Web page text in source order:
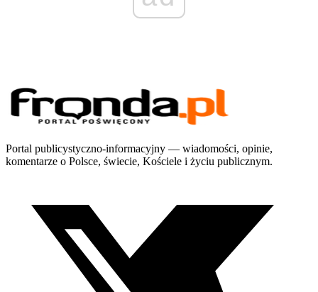
Portal publicystyczno-informacyjny — wiadomości, opinie,
komentarze o Polsce, świecie, Kościele i życiu publicznym.